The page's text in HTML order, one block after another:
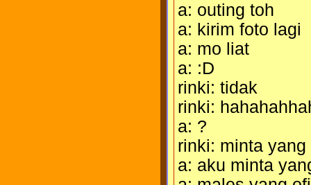
a: outing toh
a: kirim foto lagi
a: mo liat
a: :D
rinki: tidak
rinki:
a: ?
rinki: minta
a: aku minta